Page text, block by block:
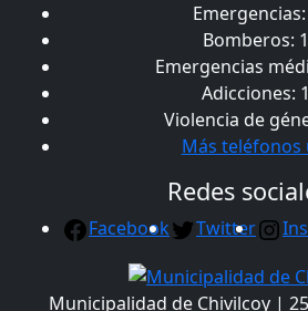
Emergencias:
Bomberos:
Emergencias
Adicciones:
Violencia de
Más teléfonos
Redes
Facebook Twitter
Municipalidad de Chivilcoy |